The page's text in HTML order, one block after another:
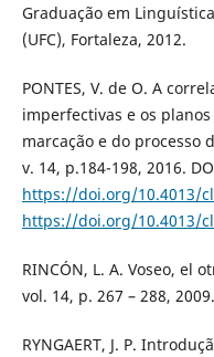
Graduação em
(UFC), Fortaleza, 2012.
PONTES, V. de O. A
imperfectivas e os
marcação e do processo
v. 14, p.184-198, 2016.
https://doi.org/10.4013/
https://doi.org/10.4013/
RINCÓN, L. A. Voseo, el
vol. 14, p. 267 – 288, 2009.
RYNGAERT, J. P.